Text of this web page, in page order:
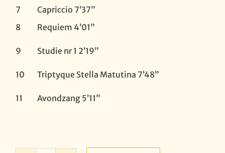
7
Capriccio 7’37”
8
Requiem 4’01”
9 Studie nr 1 2’19”
10 Triptyque Stella Matutina 7’48”
11 Avondzang 5’11”